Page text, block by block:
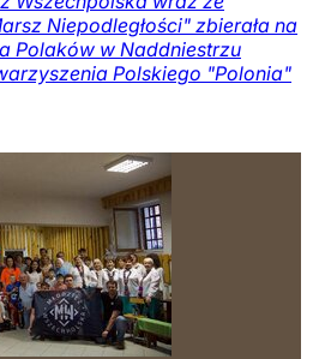
Niepodległości" zbierała na
Polaków w Naddniestrzu
Polskiego "Polonia"